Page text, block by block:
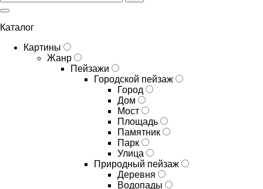
Каталог
Картины
Жанр
Пейзажи
Городской пейзаж
Город
Дом
Мост
Площадь
Памятник
Парк
Улица
Природный пейзаж
Деревня
Водопады